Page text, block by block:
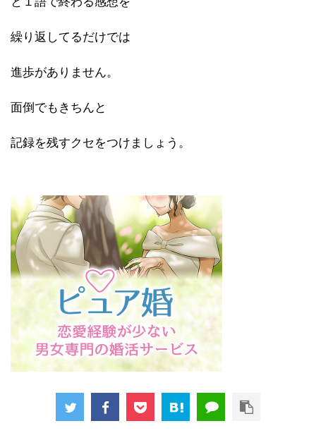
繰り返してるだけでは
進歩がありません。
面倒でもきちんと
記録を残すクセをつけましょう。